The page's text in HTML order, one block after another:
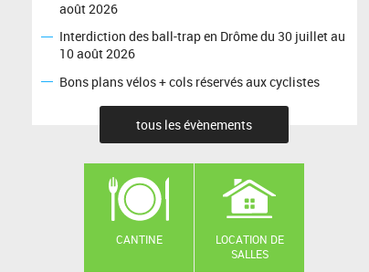
août 2026
Interdiction des ball-trap en Drôme du 30 juillet au
10 août 2026
Bons plans vélos + cols réservés aux cyclistes
tous les évènements
CANTINE
LOCATION DE
SALLES